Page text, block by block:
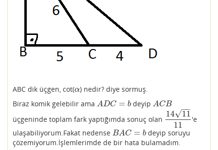
ABC dik üçgen, cot(α
α) nedir? diye sormuş.
Biraz komik gelebilir ama ADC = b
ADC=b deyipACB
ACB
üçgeninde toplam fark yaptığımda sonuç olan
14 11
−−
√
11
141111 'e
ulaşabiliyorum.Fakat nedense BAC = b
BAC=b
deyip soruyu
çözemiyorum.İşlemlerimde de bir hata bulamadım.